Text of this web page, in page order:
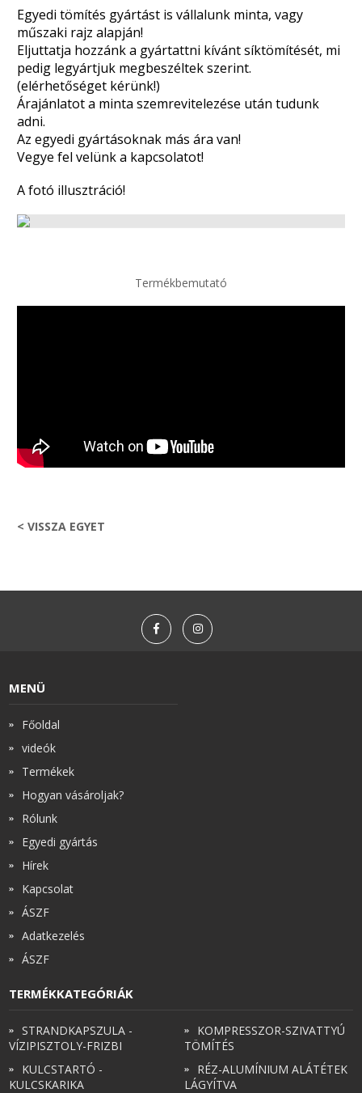
Egyedi tömítés gyártást is vállalunk minta, vagy
műszaki rajz alapján!
Eljuttatja hozzánk a gyártattni kívánt síktömítését, mi
pedig legyártjuk megbeszéltek szerint.
(elérhetőséget kérünk!)
Árajánlatot a minta szemrevitelezése után tudunk
adni.
Az egyedi gyártásoknak más ára van!
Vegye fel velünk a kapcsolatot!
A fotó illusztráció!
Termékbemutató
< VISSZA EGYET
MENÜ
Főoldal
videók
Termékek
Hogyan vásároljak?
Rólunk
Egyedi gyártás
Hírek
Kapcsolat
ÁSZF
Adatkezelés
ÁSZF
TERMÉKKATEGÓRIÁK
STRANDKAPSZULA -
VÍZIPISZTOLY-FRIZBI
KULCSTARTÓ -
KULCSKARIKA
KOMPRESSZOR-SZIVATTYÚ
TÖMÍTÉS
RÉZ-ALUMÍNIUM ALÁTÉTEK
LÁGYÍTVA